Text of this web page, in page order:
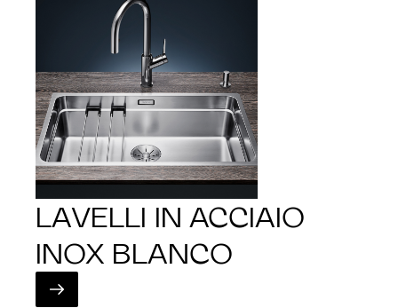
LAVELLI IN ACCIAIO
INOX BLANCO